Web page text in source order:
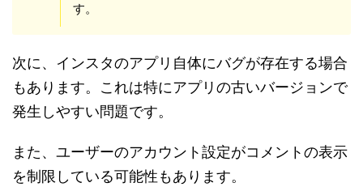
す。
次に、インスタのアプリ自体にバグが存在する場合
もあります。これは特にアプリの古いバージョンで
発生しやすい問題です。
また、ユーザーのアカウント設定がコメントの表示
を制限している可能性もあります。